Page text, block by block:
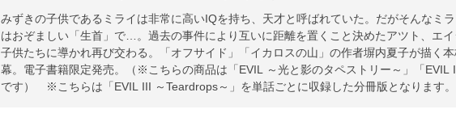
みずきの子供であるミライは非常に高いIQを持ち、天才と呼ばれていた。だがそんなミ
はおぞましい「生首」で…。過去の事件により互いに距離を置くこと決めたアツト、エ
子供たちに導かれ再び交わる。「オフサイド」「イカロスの山」の作者塀内夏子が描く
幕。電子書籍限定発売。（※こちらの商品は「EVIL ～光と影のタペストリー～」「EVIL
です） ※こちらは「EVIL III ～Teardrops～」を単話ごとに収録した分冊版となります。